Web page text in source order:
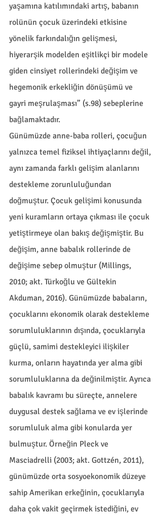
yaşamına katılımındaki artış, babanın
rolünün çocuk üzerindeki etkisine
yönelik farkındalığın gelişmesi,
hiyerarşik modelden eşitlikçi bir modele
giden cinsiyet rollerindeki değişim ve
hegemonik erkekliğin dönüşümü ve
gayri meşrulaşması” (s.98) sebeplerine
bağlamaktadır.
Günümüzde anne-baba rolleri, çocuğun
yalnızca temel fiziksel ihtiyaçlarını değil,
aynı zamanda farklı gelişim alanlarını
destekleme zorunluluğundan
doğmuştur. Çocuk gelişimi konusunda
yeni kuramların ortaya çıkması ile çocuk
yetiştirmeye olan bakış değişmiştir. Bu
değişim, anne babalık rollerinde de
değişime sebep olmuştur (Millings,
2010; akt. Türkoğlu ve Gültekin
Akduman, 2016). Günümüzde babaların,
çocuklarını ekonomik olarak destekleme
sorumluluklarının dışında, çocuklarıyla
güçlü, samimi destekleyici ilişkiler
kurma, onların hayatında yer alma gibi
sorumluluklarına da değinilmiştir. Ayrıca
babalık kavramı bu süreçte, annelere
duygusal destek sağlama ve ev işlerinde
sorumluluk alma gibi konularda yer
bulmuştur. Örneğin Pleck ve
Masciadrelli (2003; akt. Gottzén, 2011),
günümüzde orta sosyoekonomik düzeye
sahip Amerikan erkeğinin, çocuklarıyla
daha çok vakit geçirmek istediğini, ev